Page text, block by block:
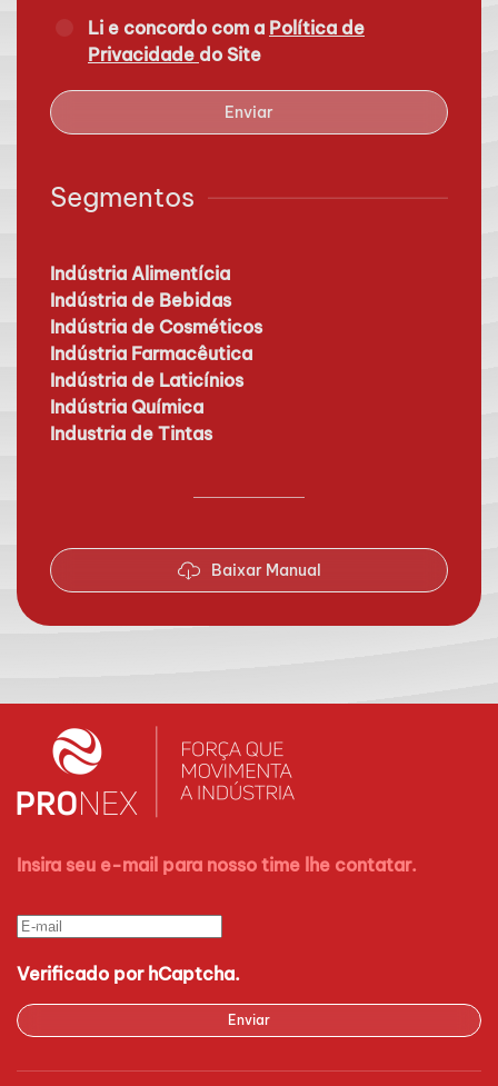
Li e concordo com a Política de
Privacidade do Site
Enviar
Segmentos
Indústria Alimentícia
Indústria de Bebidas
Indústria de Cosméticos
Indústria Farmacêutica
Indústria de Laticínios
Indústria Química
Industria de Tintas
Baixar Manual
Insira seu e-mail para nosso time lhe contatar.
Verificado por hCaptcha.
Enviar